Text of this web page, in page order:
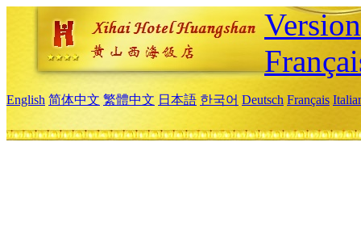
English 简体中文 繁體中文 日本語 한국어 Deutsch Français